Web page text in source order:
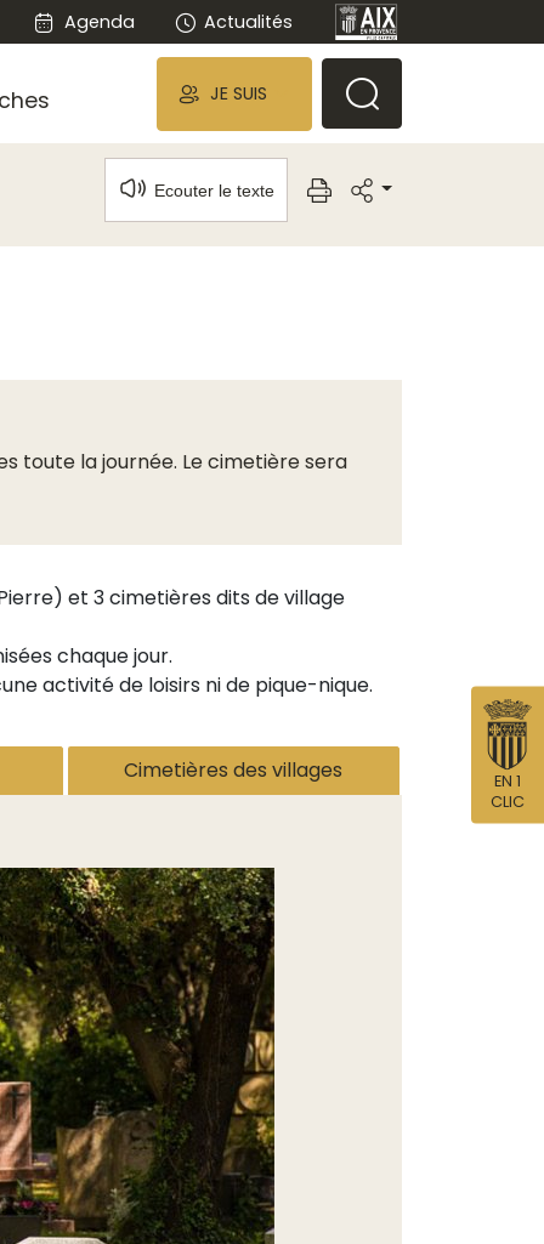
Agenda Actualités
JE SUIS
Ecouter le texte
toute la journée. Le cimetière sera
et 3 cimetières dits de village
chaque jour.
activité de loisirs ni de pique-nique.
Cimetières des villages
EN 1
CLIC